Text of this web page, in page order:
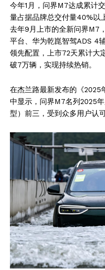
今年1月，问界M7达成累计
量占据品牌总交付量40%以
去年9月上市的全新问界M7
平台、华为乾崑智驾ADS 4
领先配置，上市72天累计大
破7万辆，实现持续热销。
在杰兰路最新发布的《2025
中显示，问界M7名列2025
型）前三，受到众多用户认可